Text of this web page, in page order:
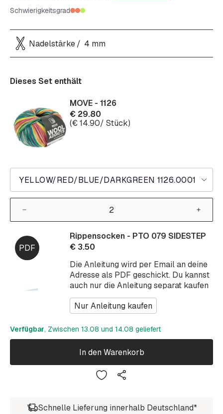
Schwierigkeitsgrad
Nadelstärke 4 mm
Dieses Set enthält
YELLOW/RED/BLUE/DARKGREEN 1126.0001
MOVE - 1126
€ 29.80
(€14.90/ Stück)
Die Anleitung wird per Email an deine
Adresse als PDF geschickt. Du kannst
auch nur die Anleitung separat kaufen
Nur Anleitung kaufen
Rippensocken - PTO 079 SIDESTEP
€ 3.50
Verfügbar, Zwischen 13.08 und 14.08 geliefert
In den Warenkorb
Schnelle Lieferung innerhalb Deutschland*